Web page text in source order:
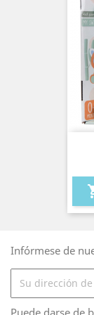
Infórmese de
Puede darse de